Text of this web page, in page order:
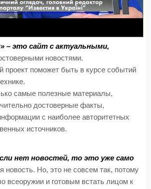
– это сайт с актуальными,
новостями.
проект поможет быть в курсе событий
самые полезные материалы,
достоверные факты,
с наиболее авторитетных
источников.
нет новостей, то это уже само
новость. Но, это не совсем так, потому
всеоружии и готовым встать лицом к